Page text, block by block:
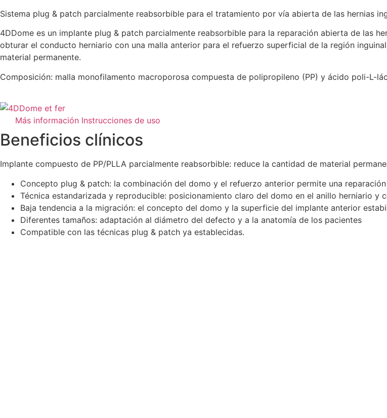
Sistema plug & patch parcialmente reabsorbible para el tratamiento por vía abierta de las hernias
4DDome es un implante plug & patch parcialmente reabsorbible para la reparación abierta de las
obturar el conducto herniario con una malla anterior para el refuerzo superficial de la región
material permanente.
Composición: malla monofilamento macroporosa compuesta de polipropileno (PP) y ácido poli-L-
Más información Instrucciones de uso
Beneficios clínicos
Implante compuesto de PP/PLLA parcialmente reabsorbible: reduce la cantidad de material
Concepto plug & patch: la combinación del domo y el refuerzo anterior permite una
Técnica estandarizada y reproducible: posicionamiento claro del domo en el anillo herniario y
Baja tendencia a la migración: el concepto del domo y la superficie del implante anterior
Diferentes tamaños: adaptación al diámetro del defecto y a la anatomía de los pacientes
Compatible con las técnicas plug & patch ya establecidas.